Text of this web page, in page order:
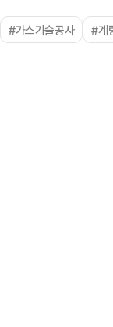
#가스기술공사 #계